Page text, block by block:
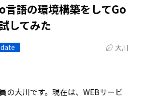
語の環境構築をしてGo
してみた
大川
の大川です。現在は、WEBサービ